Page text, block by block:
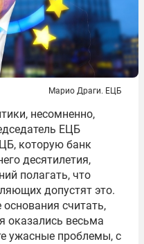
Марио Драги. ЕЦБ
несомненно,
ЕЦБ
которую банк
десятилетия,
полагать, что
допустят это.
основания считать,
оказались весьма
ужасные проблемы, с